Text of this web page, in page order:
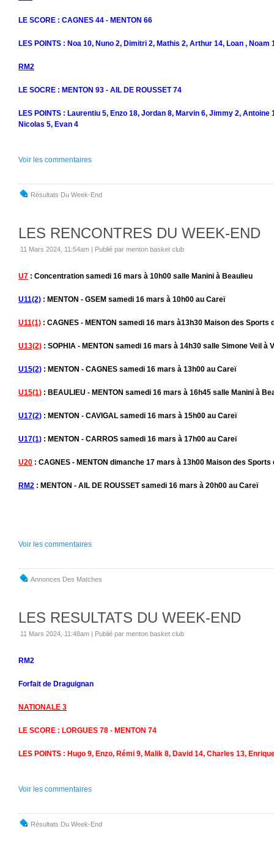
LE SCORE : CAGNES 44 - MENTON 66
LES POINTS : Noa 10, Nuno 2, Dimitri 2, Mathis 2, Arthur 14, Loan , Noam
RM2
LE SOCRE : MENTON 93 - AIL DE ROUSSET 74
LES POINTS : Laurentiu 5, Enzo 18, Jordan 8, Marvin 6, Jimmy 2, Antoine
Nicolas 5, Evan 4
Voir les commentaires
Résultats Du Week-End
LES RENCONTRES DU WEEK-END
11 Mars 2024, 11:54am | Publié par menton basket club
U7 : Concentration samedi 16 mars à 10h00 salle Manini à Beaulieu
U11(2) : MENTON - GSEM samedi 16 mars à 10h00 au Careï
U11(1) : CAGNES - MENTON samedi 16 mars à13h30 Maison des Sports
U13(2) : SOPHIA - MENTON samedi 16 mars à 14h30 salle Simone Veil à
U15(2) : MENTON - CAGNES samedi 16 mars à 13h00 au Careï
U15(1) : BEAULIEU - MENTON samedi 16 mars à 16h45 salle Manini à
U17(2) : MENTON - CAVIGAL samedi 16 mars à 15h00 au Careï
U17(1) : MENTON - CARROS samedi 16 mars à 17h00 au Careï
U20 : CAGNES - MENTON dimanche 17 mars à 13h00 Maison des Sports
RM2 : MENTON - AIL DE ROUSSET samedi 16 mars à 20h00 au Careï
Voir les commentaires
Annonces Des Matches
LES RESULTATS DU WEEK-END
11 Mars 2024, 11:48am | Publié par menton basket club
RM2
Forfait de Draguignan
NATIONALE 3
LE SCORE : LORGUES 78 - MENTON 74
LES POINTS : Hugo 9, Enzo, Rémi 9, Malik 8, David 14, Charles 13,
Voir les commentaires
Résultats Du Week-End